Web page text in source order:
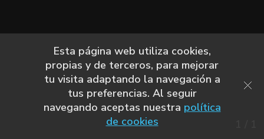
Esta página web utiliza cookies,
propias y de terceros, para mejorar
tu visita adaptando la navegación a
tus preferencias. Al seguir
navegando aceptas nuestra política
de cookies